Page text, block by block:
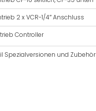
2 x VCR-1/4″ Anschluss
Controller
Spezialversionen und Zubehör